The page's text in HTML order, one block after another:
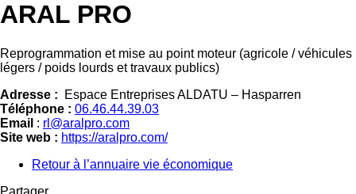
ARAL PRO
Reprogrammation et mise au point moteur (agricole / véhicules
légers / poids lourds et travaux publics)
Adresse :
Espace Entreprises ALDATU – Hasparren
Téléphone : 06.46.44.39.03
Email : rl@aralpro.com
Site web : https://aralpro.com/
Retour à l’annuaire vie économique
Partager